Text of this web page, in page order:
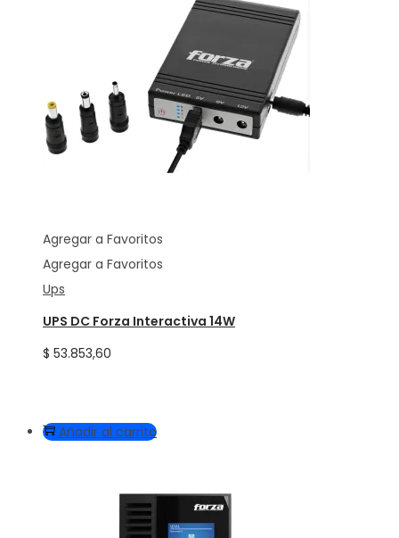
Agregar a Favoritos
Agregar a Favoritos
Ups
UPS DC Forza Interactiva 14W
$ 53.853,60
Añadir al carrito